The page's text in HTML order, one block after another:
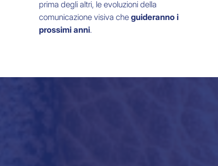
aggiornamento strategico e scoprire,
prima degli altri, le evoluzioni della
comunicazione visiva che